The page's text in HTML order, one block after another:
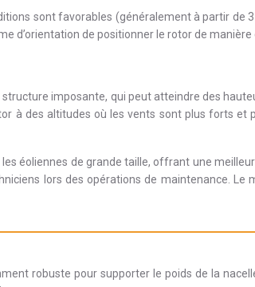
sont favorables (généralement à partir de
d’orientation de positionner le rotor de manière
imposante, qui peut atteindre des
à des altitudes où les vents sont plus forts et
éoliennes de grande taille, offrant une
lors des opérations de maintenance. Le
robuste pour supporter le poids de la